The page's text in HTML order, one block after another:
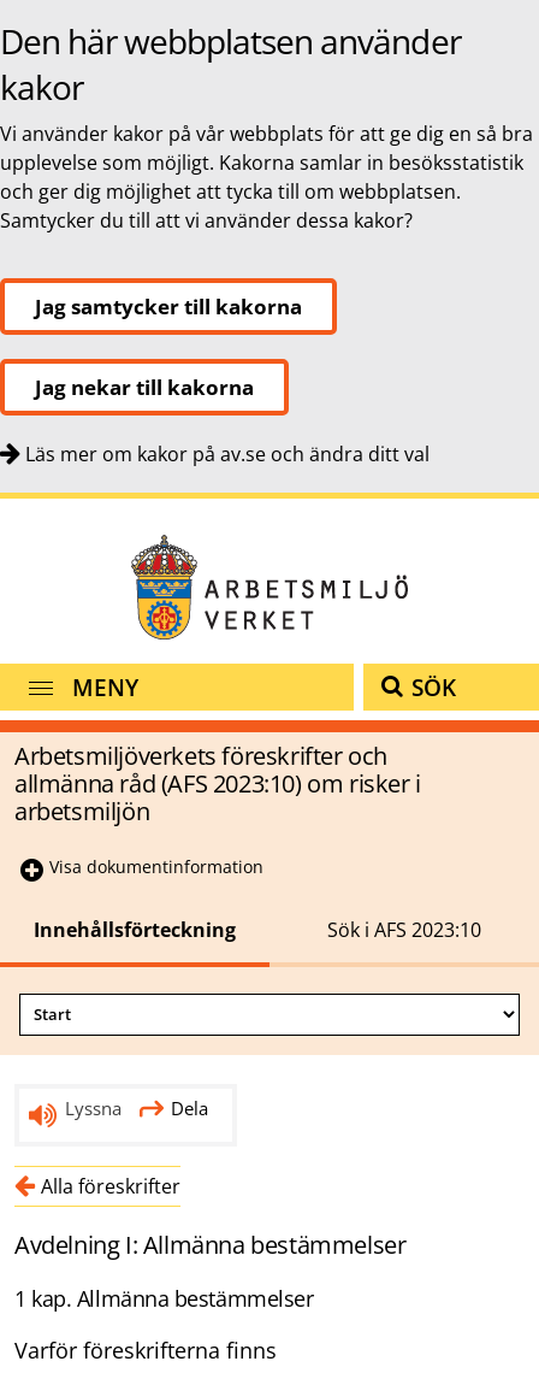
Den här webbplatsen använder
kakor
Vi använder kakor på vår webbplats för att ge dig en så bra
upplevelse som möjligt. Kakorna samlar in besöksstatistik
och ger dig möjlighet att tycka till om webbplatsen.
Samtycker du till att vi använder dessa kakor?
Jag samtycker till kakorna
Jag nekar till kakorna
Läs mer om kakor på av.se och ändra ditt val
MENY SÖK
Arbetsmiljöverkets föreskrifter och
allmänna råd (AFS 2023:10) om risker i
arbetsmiljön
Visa dokumentinformation
Innehållsförteckning Sök i AFS 2023:10
Lyssna Dela
Alla föreskrifter
Avdelning I: Allmänna bestämmelser
1 kap. Allmänna bestämmelser
Varför föreskrifterna finns